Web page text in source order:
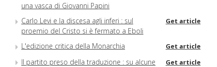
una vasca di Giovanni Papini
Carlo Levi e la discesa agli inferi : sul
proemio del Cristo si è fermato a Eboli
Get article
L'edizione critica della Monarchia Get article
Il partito preso della traduzione : su alcune
Get article